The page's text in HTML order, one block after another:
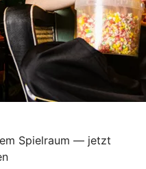
Spielraum — jetzt